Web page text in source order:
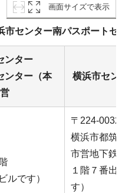
画面サイズで表示
市センター南パスポートセ
ンター
ンター（本
横浜市セ
ルです）
〒224-0032
横浜市都筑
市営地下鉄
１階７番出
す）